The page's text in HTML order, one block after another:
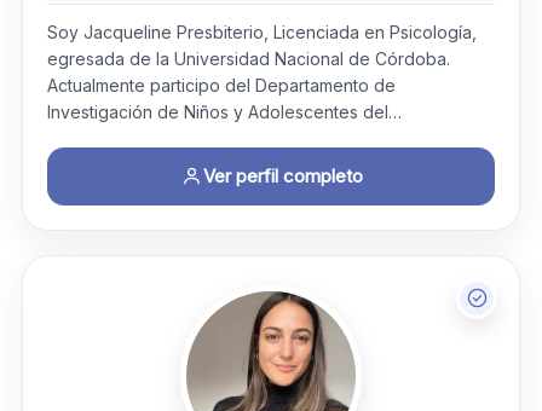
Soy Jacqueline Presbiterio, Licenciada en Psicología,
egresada de la Universidad Nacional de Córdoba.
Actualmente participo del Departamento de
Investigación de Niños y Adolescentes del…
Ver perfil completo